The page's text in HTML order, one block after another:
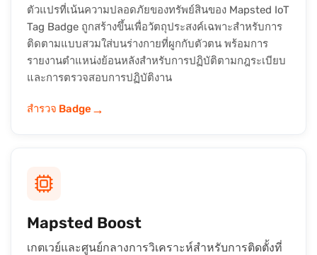
ตัวแปรที่เน้นความปลอดภัยของทรัพย์สินของ Mapsted IoT
Tag Badge ถูกสร้างขึ้นเพื่อวัตถุประสงค์เฉพาะสำหรับการ
ติดตามแบบสวมใส่บนร่างกายที่ผูกกับตัวตน พร้อมการ
รายงานตำแหน่งย้อนหลังสำหรับการปฏิบัติตามกฎระเบียบ
และการตรวจสอบการปฏิบัติงาน
สำรวจ Badge →
Mapsted Boost
เกตเวย์และศูนย์กลางการวิเคราะห์สำหรับการติดตั้งที่